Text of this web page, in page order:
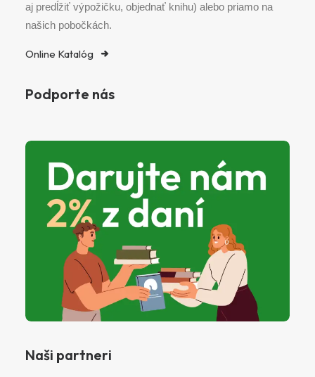
aj predĺžiť výpožičku, objednať knihu) alebo priamo na
našich pobočkách.
Online Katalóg
Podporte nás
Naši partneri